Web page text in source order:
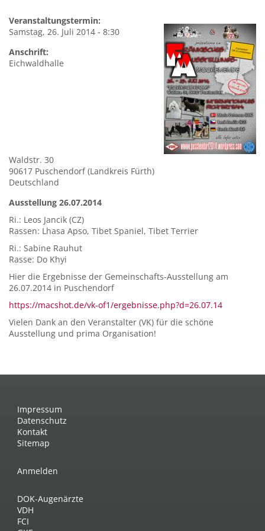
Veranstaltungstermin:
Samstag, 26. Juli 2014 - 8:30
Anschrift:
Eichwaldhalle
Waldstr. 30
90617 Puschendorf (Landkreis Fürth)
Deutschland
Ausstellung 26.07.2014
Ri.: Leos Jancik (CZ)
Rassen: Lhasa Apso, Tibet Spaniel, Tibet Terrier
Ri.: Sabine Rauhut
Rasse: Do Khyi
Hier die Ergebnisse der Gemeinschafts-Ausstellung am
26.07.2014 in Puschendorf
https://macshot.de/vk-of1/ergebnisse.php?d=26.07.14
Vielen Dank an den Veranstalter (VK) für die schöne
Ausstellung und prima Organisation!
Impressum
Datenschutz
Kontakt
Sitemap
Anmelden
DOK-Augenärzte
VDH
FCI